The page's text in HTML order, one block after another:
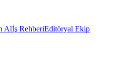
Alİş RehberiEditöryal Ekip